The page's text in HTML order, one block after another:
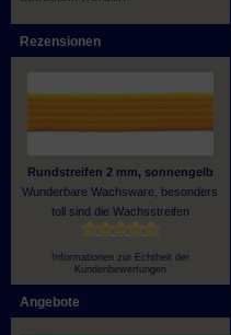
Rezensionen
Rundstreifen 2 mm, sonnengelb
Wunderbare Wachsware, besonders
toll sind die Wachsstreifen
Informationen zur Echtheit der
Kundenbewertungen
Angebote